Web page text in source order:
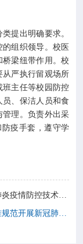

提出明确要求。
组织领导。校医
梁纽带作用。校
从严执行留观场所
主任等校园防控
、保洁人员和食
理。负责外出采
疫手套，遵守学
【国家卫生健康委】托幼机构新冠肺炎疫情防控技术方案（第五版）
【国家卫生健康委】关于进一步精准规范开展新冠肺炎疫情防控消毒工作的通知